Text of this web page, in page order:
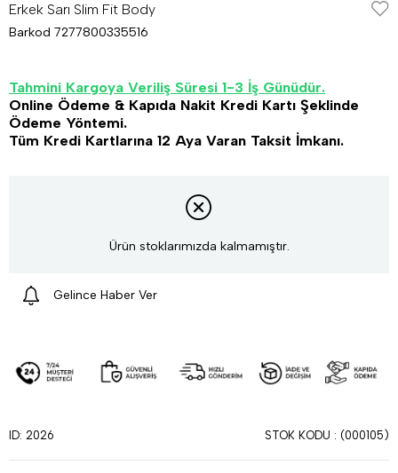
Erkek Sarı Slim Fit Body
Barkod 7277800335516
Tahmini Kargoya Veriliş Süresi 1-3 İş Günüdür.
Online Ödeme & Kapıda Nakit Kredi Kartı Şeklinde
Ödeme Yöntemi.
Tüm Kredi Kartlarına 12 Aya Varan Taksit İmkanı.
Ürün stoklarımızda kalmamıştır.
Gelince Haber Ver
ID: 2026 STOK KODU (000105)